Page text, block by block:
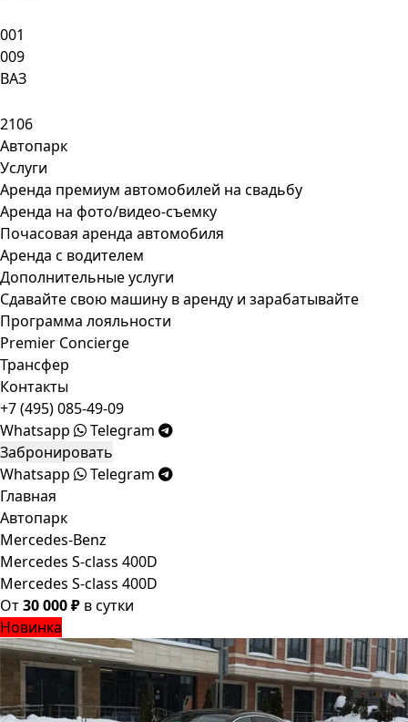
001
009
ВАЗ
2106
Автопарк
Услуги
Аренда премиум автомобилей на свадьбу
Аренда на фото/видео-съемку
Почасовая аренда автомобиля
Аренда с водителем
Дополнительные услуги
Сдавайте свою машину в аренду и зарабатывайте
Программа лояльности
Premier Concierge
Трансфер
Контакты
+7 (495) 085-49-09
Whatsapp
Telegram
Забронировать
Whatsapp
Telegram
Главная
Автопарк
Mercedes-Benz
Mercedes S-class 400D
Mercedes S-class 400D
От30 000 ₽ в сутки
Новинка